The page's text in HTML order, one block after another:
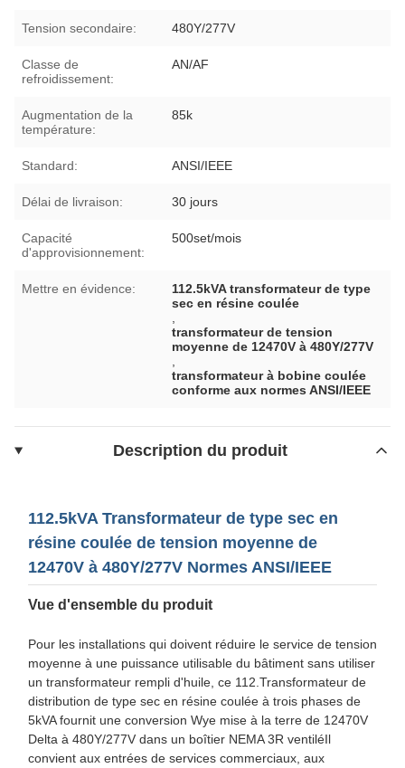
Tension secondaire: 480Y/277V
Classe de
refroidissement:
AN/AF
Augmentation de la
température:
85k
Standard: ANSI/IEEE
Délai de livraison: 30 jours
Capacité
d'approvisionnement:
500set/mois
Mettre en évidence:
112.5kVA transformateur de type
sec en résine coulée
transformateur de tension
moyenne de 12470V à 480Y/277V
transformateur à bobine coulée
conforme aux normes ANSI/IEEE
Description du produit
112.5kVA Transformateur de type sec en
résine coulée de tension moyenne de
12470V à 480Y/277V Normes ANSI/IEEE
Vue d'ensemble du produit
Pour les installations qui doivent réduire le service de tension
moyenne à une puissance utilisable du bâtiment sans utiliser
un transformateur rempli d'huile, ce 112.Transformateur de
distribution de type sec en résine coulée à trois phases de
5kVA fournit une conversion Wye mise à la terre de 12470V
Delta à 480Y/277V dans un boîtier NEMA 3R ventiléIl
convient aux entrées de services commerciaux, aux